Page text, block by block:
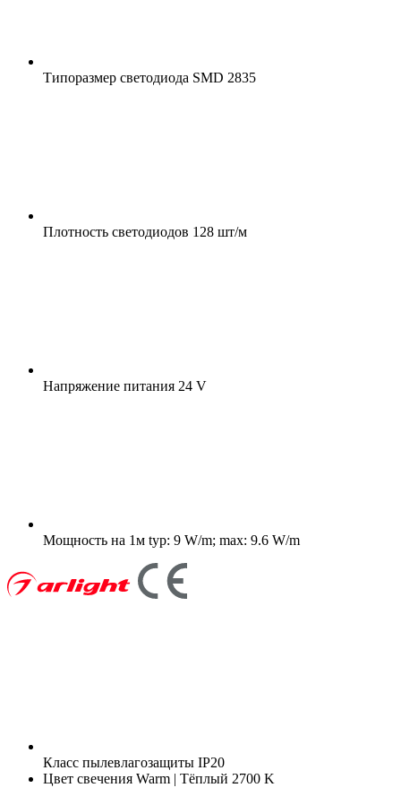
Типоразмер светодиода SMD 2835
Плотность светодиодов 128 шт/м
Напряжение питания 24 V
Мощность на 1м typ: 9 W/m; max: 9.6 W/m
Класс пылевлагозащиты IP20
Цвет свечения Warm | Тёплый 2700 K